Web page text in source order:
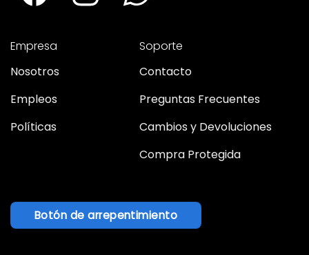
Empresa
Nosotros
Empleos
Políticas
Soporte
Contacto
Preguntas Frecuentes
Cambios y Devoluciones
Compra Protegida
Botón de arrepentimiento